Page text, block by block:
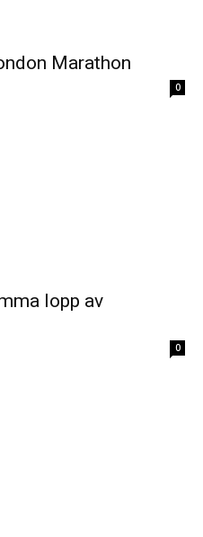
Marathon
0
lopp av
0